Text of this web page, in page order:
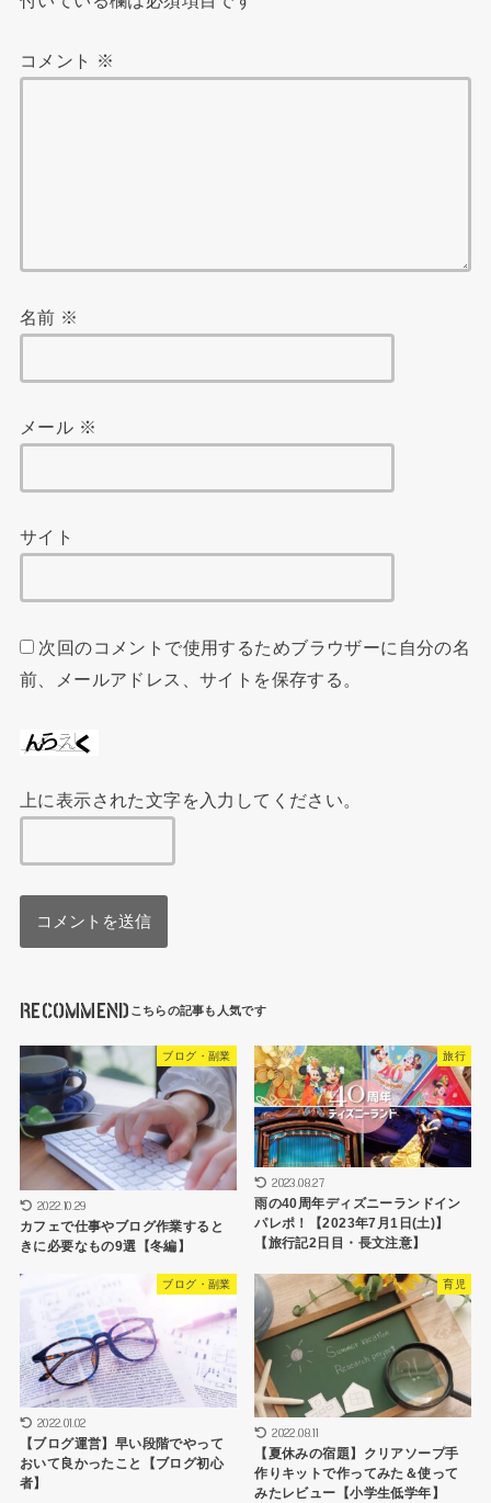
コメント ※
名前 ※
メール ※
サイト
次回のコメントで使用するためブラウザーに自分の名
前、メールアドレス、サイトを保存する。
上に表示された文字を入力してください。
RECOMMEND
ブログ・副業
2022.10.29
カフェで仕事やブログ作業すると
きに必要なもの9選【冬編】
旅行
2023.08.27
雨の40周年ディズニーランドイン
パレポ！【2023年7月1日(土)】
【旅行記2日目・長文注意】
ブログ・副業
2022.01.02
【ブログ運営】早い段階でやって
おいて良かったこと【ブログ初心
者】
育児
2022.08.11
【夏休みの宿題】クリアソープ手
作りキットで作ってみた＆使って
みたレビュー【小学生低学年】